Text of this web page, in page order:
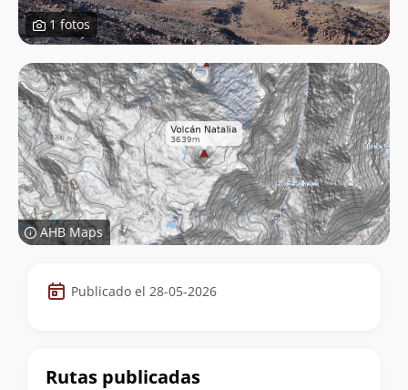
1 fotos
AHB Maps
Datos
de
cumbre
Publicado el 28-05-2026
Rutas publicadas